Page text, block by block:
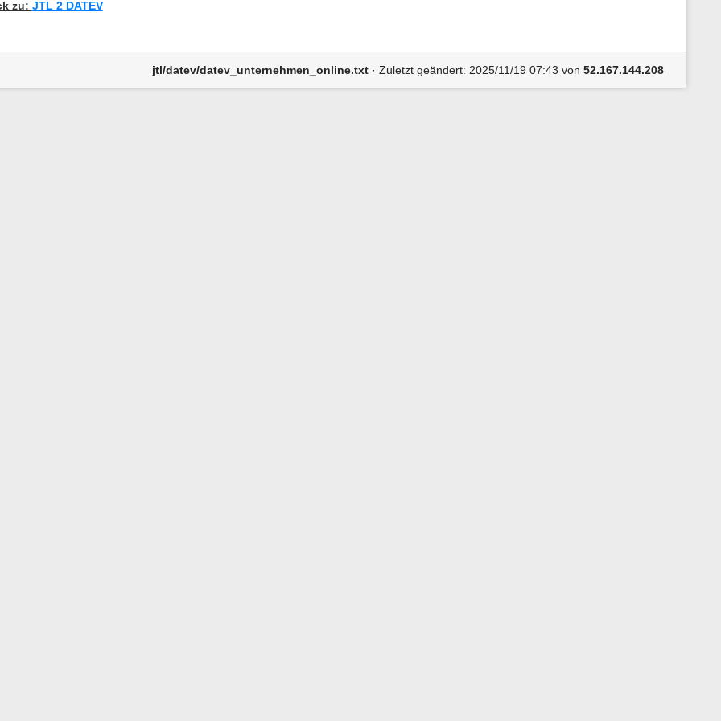
zu: JTL 2 DATEV
jtl/datev/datev_unternehmen_online.txt · Zuletzt geändert: 2025/11/19 07:43 von52.167.144.208